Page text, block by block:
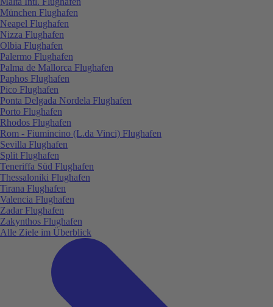
München Flughafen
Neapel Flughafen
Nizza Flughafen
Olbia Flughafen
Palermo Flughafen
Palma de Mallorca Flughafen
Paphos Flughafen
Pico Flughafen
Ponta Delgada Nordela Flughafen
Porto Flughafen
Rhodos Flughafen
Rom - Fiumincino (L.da Vinci) Flughafen
Sevilla Flughafen
Split Flughafen
Teneriffa Süd Flughafen
Thessaloniki Flughafen
Tirana Flughafen
Valencia Flughafen
Zadar Flughafen
Zakynthos Flughafen
Alle Ziele im Überblick